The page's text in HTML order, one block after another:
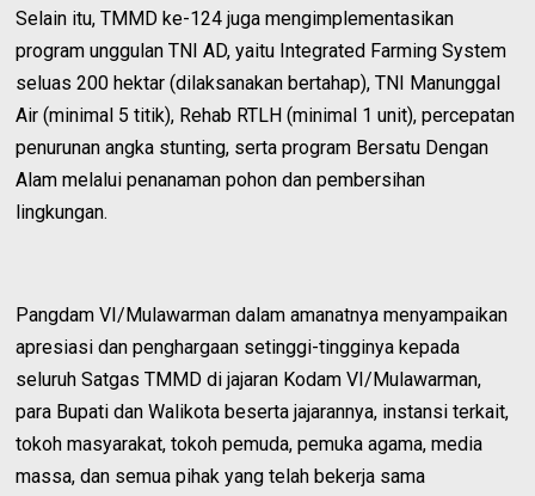
Selain itu, TMMD ke-124 juga mengimplementasikan
program unggulan TNI AD, yaitu Integrated Farming System
seluas 200 hektar (dilaksanakan bertahap), TNI Manunggal
Air (minimal 5 titik), Rehab RTLH (minimal 1 unit), percepatan
penurunan angka stunting, serta program Bersatu Dengan
Alam melalui penanaman pohon dan pembersihan
lingkungan.
Pangdam VI/Mulawarman dalam amanatnya menyampaikan
apresiasi dan penghargaan setinggi-tingginya kepada
seluruh Satgas TMMD di jajaran Kodam VI/Mulawarman,
para Bupati dan Walikota beserta jajarannya, instansi terkait,
tokoh masyarakat, tokoh pemuda, pemuka agama, media
massa, dan semua pihak yang telah bekerja sama